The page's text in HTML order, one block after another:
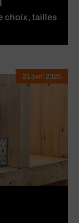
choix, tailles
21 avril 2026